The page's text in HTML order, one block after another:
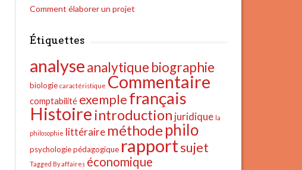
Comment élaborer un projet
Étiquettes
analyseanalytique biographie
biologie caractéristique Commentaire
comptabilité exemplefrançais
Histoire introduction juridique la
philosophie littéraire méthode philo
psychologie pédagogique rapportsujet
Tagged By affaires économique